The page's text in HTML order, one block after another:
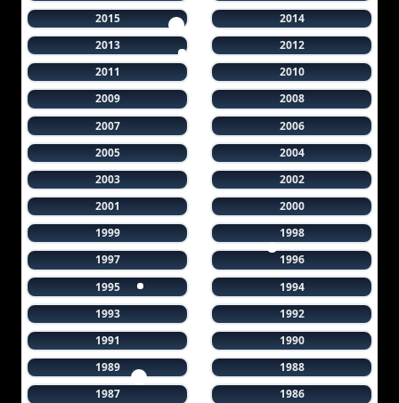
2015
2014
2013
2012
2011
2010
2009
2008
2007
2006
2005
2004
2003
2002
2001
2000
1999
1998
1997
1996
1995
1994
1993
1992
1991
1990
1989
1988
1987
1986